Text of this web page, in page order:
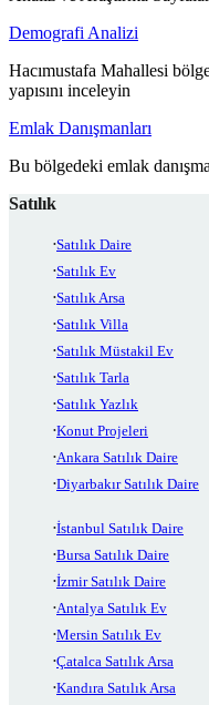
Demografi Analizi
Hacımustafa Mahallesi
yapısını inceleyin
Emlak Danışmanları
Bu bölgedeki emlak
Satılık
Satılık Daire
Satılık Ev
Satılık Arsa
Satılık Villa
Satılık Müstakil Ev
Satılık Tarla
Satılık Yazlık
Konut Projeleri
Ankara Satılık Daire
Diyarbakır Satılık Daire
İstanbul Satılık Daire
Bursa Satılık Daire
İzmir Satılık Daire
Antalya Satılık Ev
Mersin Satılık Ev
Çatalca Satılık Arsa
Kandıra Satılık Arsa